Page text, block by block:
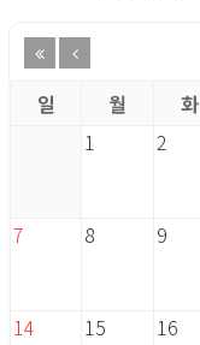
일 월 화
1
2
7 8 9
14 15 16